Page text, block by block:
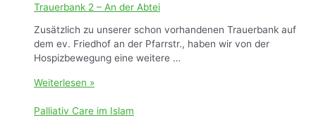
Trauerbank 2 – An der Abtei
Zusätzlich zu unserer schon vorhandenen Trauerbank auf
dem ev. Friedhof an der Pfarrstr., haben wir von der
Hospizbewegung eine weitere …
T
a
Weiterlesen »
Palliativ Care im Islam